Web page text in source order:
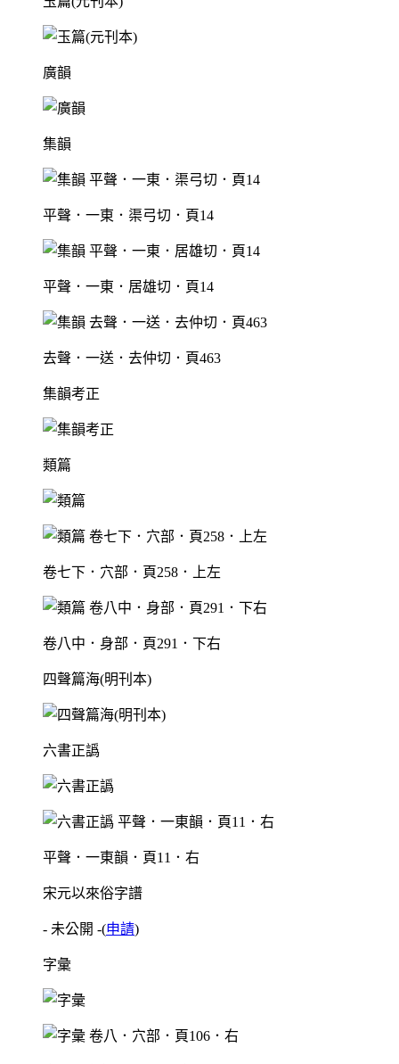
廣韻
集韻
平聲．一東．渠弓切．頁14
平聲．一東．居雄切．頁14
去聲．一送．去仲切．頁463
集韻考正
類篇
卷七下．穴部．頁258．上左
卷八中．身部．頁291．下右
四聲篇海(明刊本)
六書正譌
平聲．一東韻．頁11．右
宋元以來俗字譜
- 未公開 -(申請)
字彙